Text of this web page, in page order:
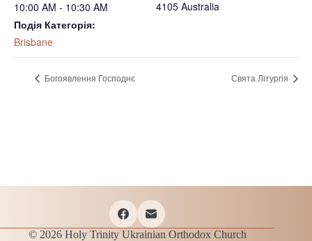
10:00 AM - 10:30 AM
Подія Категорія:
Brisbane
4105 Australia
Богоявлення Господнє Свята Літургія
© 2026 Holy Trinity Ukrainian Orthodox Church